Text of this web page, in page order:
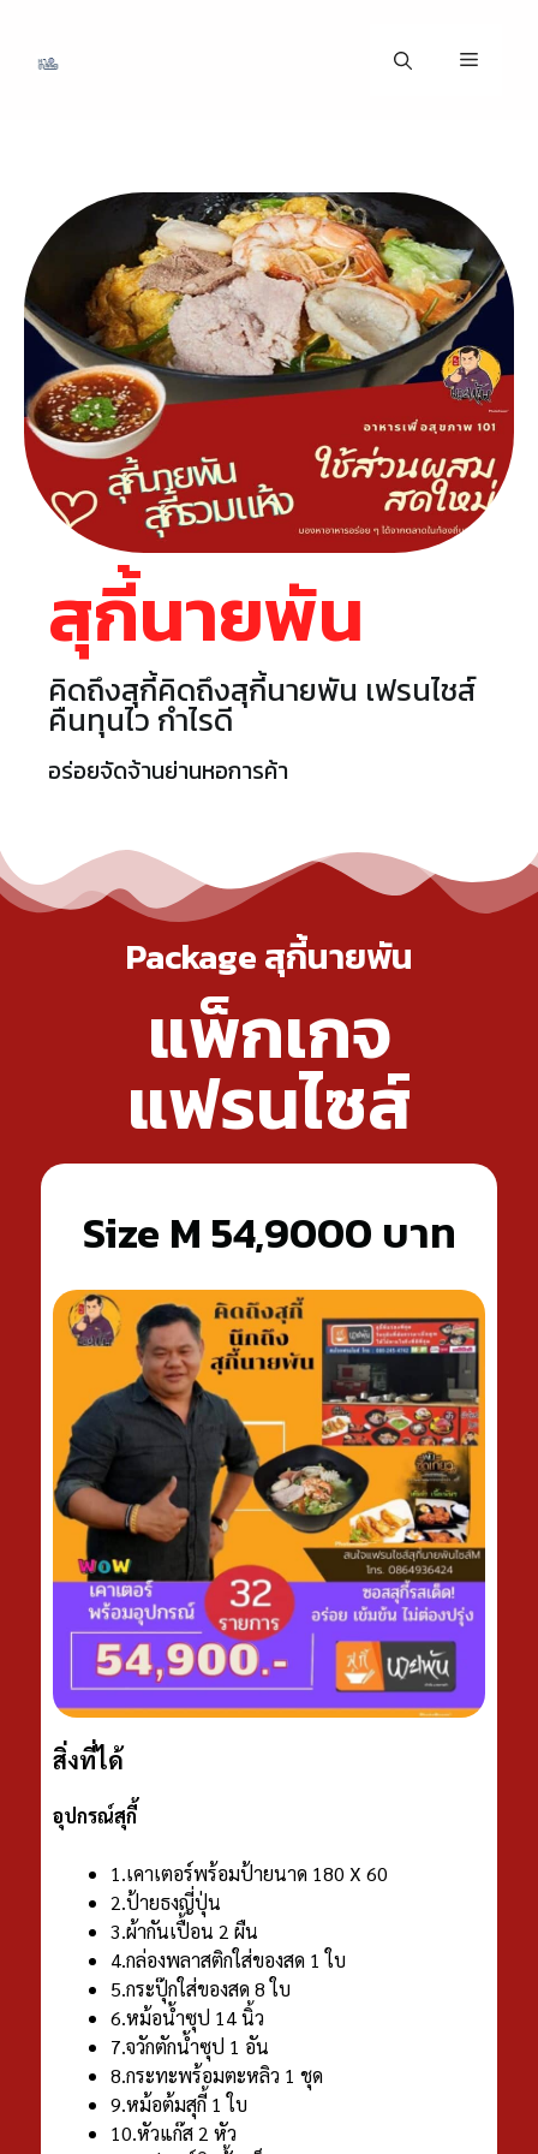
สุกี้นายพัน
คิดถึงสุกี้คิดถึงสุกี้นายพัน เฟรนไชส์
คืนทุนไว กำไรดี
อร่อยจัดจ้านย่านหอการค้า
Package สุกี้นายพัน
แพ็กเกจ
แฟรนไซส์
Size M 54,9000 บาท
สิ่งที่ได้
อุปกรณ์สุกี้
1.เคาเตอร์พร้อมป้ายนาด 180 X 60
2.ป้ายธงญี่ปุ่น
3.ผ้ากันเปื้อน 2 ผืน
4.กล่องพลาสติกใส่ของสด 1 ใบ
5.กระปุ๊กใส่ของสด 8 ใบ
6.หม้อน้ำซุป 14 นิ้ว
7.จวักตักน้ําซุป 1 อัน
8.กระทะพร้อมตะหลิว 1 ชุด
9.หม้อต้มสุกี้ 1 ใบ
10.หัวแก๊ส 2 หัว